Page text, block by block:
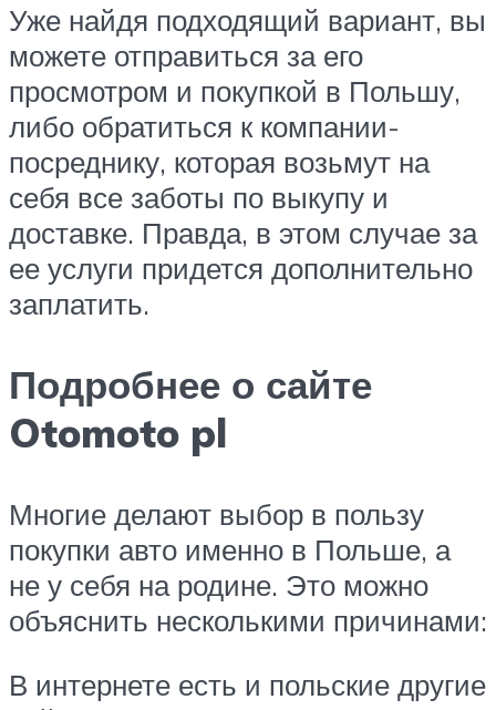
Уже найдя подходящий вариант, вы
можете отправиться за его
просмотром и покупкой в Польшу,
либо обратиться к компании-
посреднику, которая возьмут на
себя все заботы по выкупу и
доставке. Правда, в этом случае за
ее услуги придется дополнительно
заплатить.
Подробнее о сайте
Otomoto pl
Многие делают выбор в пользу
покупки авто именно в Польше, а
не у себя на родине. Это можно
объяснить несколькими причинами:
В интернете есть и польские другие